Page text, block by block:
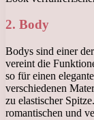
2. Body
Bodys sind einer
vereint die
so für einen
verschiedenen
zu elastischer
romantischen und